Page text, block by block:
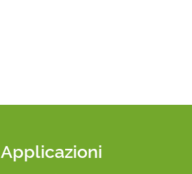
Applicazioni